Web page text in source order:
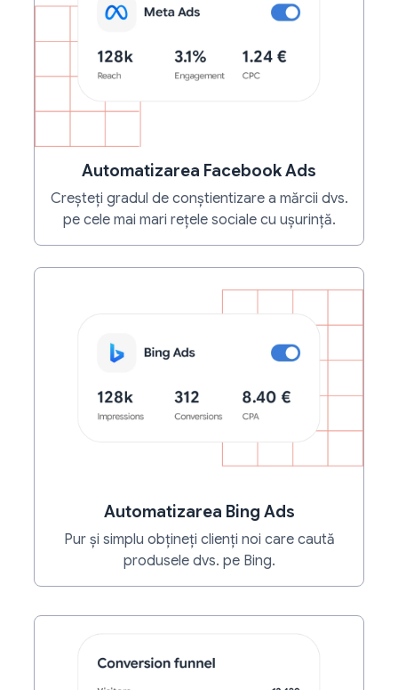
Automatizarea Facebook Ads
Creșteți gradul de conștientizare a mărcii dvs.
pe cele mai mari rețele sociale cu ușurință.
Automatizarea Bing Ads
Pur și simplu obțineți clienți noi care caută
produsele dvs. pe Bing.